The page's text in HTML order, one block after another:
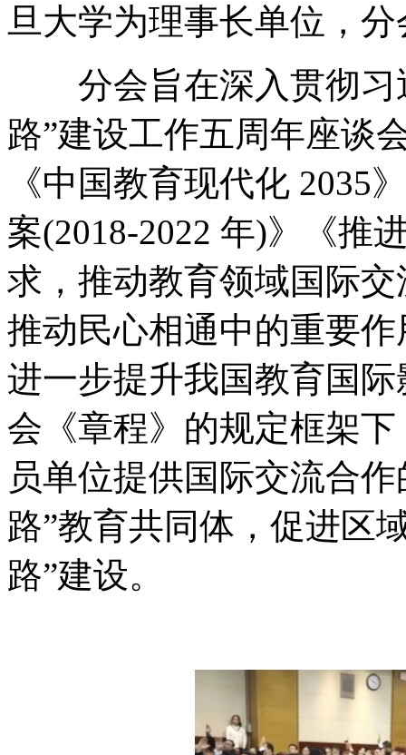
旦大学为理事长单位，
分会旨在深入贯彻习
路”建设工作五周年座谈
《中国教育现代化 2035
案(2018-2022 年)》《推
求，推动教育领域国际
推动民心相通中的重要
进一步提升我国教育国
会《章程》的规定框架
员单位提供国际交流合
路”教育共同体，促进区
路”建设。